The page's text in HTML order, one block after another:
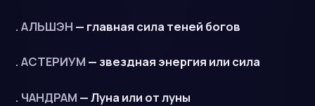
. АЛЬШЭН — главная сила теней богов
. АСТЕРИУМ — звездная энергия или сила
. ЧАНДРАМ — Луна или от луны